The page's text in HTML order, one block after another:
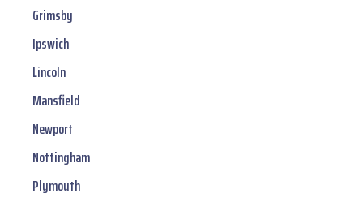
Grimsby
Ipswich
Lincoln
Mansfield
Newport
Nottingham
Plymouth